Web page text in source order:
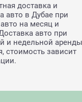
доставка и
авто в Дубае при
на месяц и
авто при
и недельной
стоимость зависит